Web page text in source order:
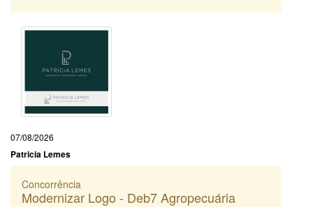
07/08/2026
Patricia Lemes
Concorrência
Modernizar Logo - Deb7 Agropecuária